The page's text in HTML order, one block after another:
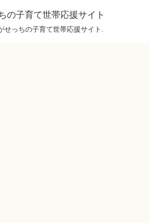
の子育て世帯応援サイト
せっちの子育て世帯応援サイト.